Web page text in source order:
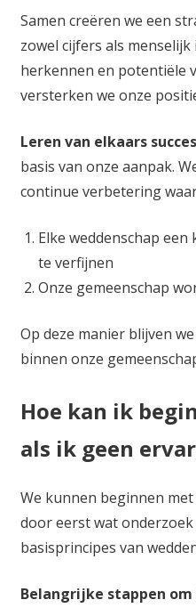
Samen creëren we een
zowel cijfers als
herkennen en potentiële
versterken we onze
Leren van elkaars
basis van onze aanpak.
continue verbetering
Elke weddenschap
te verfijnen
Onze gemeenschap
Op deze manier blijven
binnen onze
Hoe kan ik
als ik geen
We kunnen beginnen
door eerst wat
basisprincipes van
Belangrijke stappen